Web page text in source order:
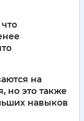
на
но это также
навыков